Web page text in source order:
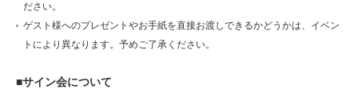
ださい。
ゲスト様へのプレゼントやお手紙を直接お渡しできるかどうかは、イベン
トにより異なります。予めご了承ください。
■サイン会について